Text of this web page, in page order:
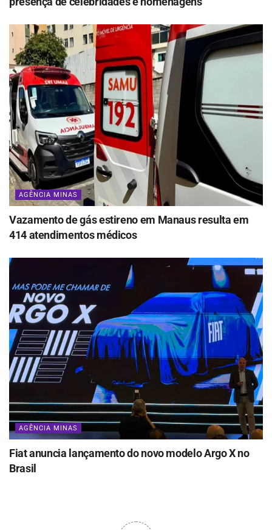
AGÊNCIA MINAS
Vazamento de gás estireno em Manaus resulta em
414 atendimentos médicos
AGÊNCIA MINAS
Fiat anuncia lançamento do novo modelo Argo X no
Brasil